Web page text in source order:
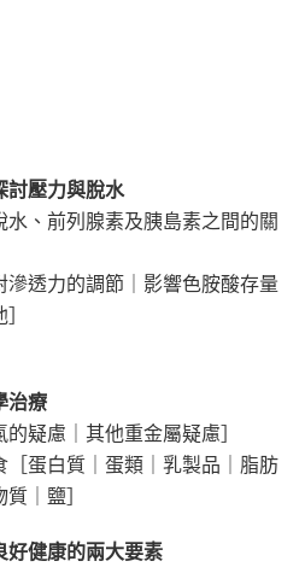
壓力與脫水
、前列腺素及胰島素之間的關
透力的調節｜影響色胺酸存量
治療
疑慮｜其他重金屬疑慮］
蛋白質｜蛋類｜乳製品｜脂肪
｜鹽］
健康的兩大要素